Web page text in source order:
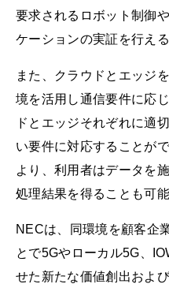
要求されるロボット制御
ケーションの実証を行える
また、クラウドとエッジ
境を活用し通信要件に応
ドとエッジそれぞれに適
い要件に対応することが
より、利用者はデータを
処理結果を得ることも可能
NECは、同環境を顧客企
とで5Gやローカル5G、
せた新たな価値創出およ